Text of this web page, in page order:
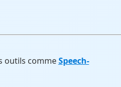
outils commeSpeech-